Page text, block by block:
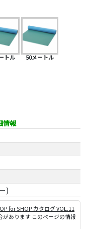
トル 50メートル
情報
)
for SHOP カタログ VOL.11
あります このページの情報